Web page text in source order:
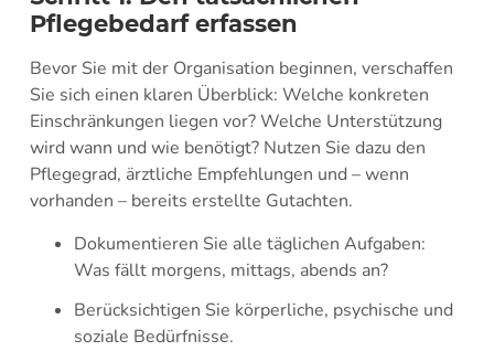
Pflegebedarf erfassen
Bevor Sie mit der Organisation beginnen, verschaffen
Sie sich einen klaren Überblick: Welche konkreten
Einschränkungen liegen vor? Welche Unterstützung
wird wann und wie benötigt? Nutzen Sie dazu den
Pflegegrad, ärztliche Empfehlungen und – wenn
vorhanden – bereits erstellte Gutachten.
Dokumentieren Sie alle täglichen Aufgaben:
Was fällt morgens, mittags, abends an?
Berücksichtigen Sie körperliche, psychische und
soziale Bedürfnisse.